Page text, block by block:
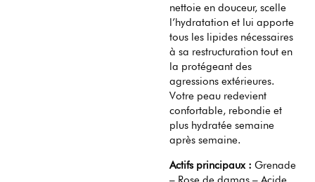
nettoie en douceur, scelle
l’hydratation et lui apporte
tous les lipides nécessaires
à sa restructuration tout en
la protégeant des
agressions extérieures.
Votre peau redevient
confortable, rebondie et
plus hydratée semaine
après semaine.
Actifs principaux : Grenade